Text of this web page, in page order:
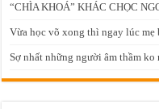
“CHÌA KHOÁ” KHÁC CHỌC
Vừa học võ xong thì ngay lúc mẹ
Sợ nhất những người âm thầm